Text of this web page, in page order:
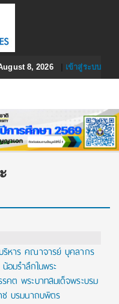
8, 2026| เข้าสู่ระบบ
หาร คณาจารย์ บุคลากร
อมรำลึกในพระ
ต พระบาทสมเด็จพระบรม
ช บรมนาถบพิตร